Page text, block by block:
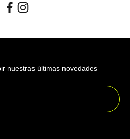
nuestras últimas novedades